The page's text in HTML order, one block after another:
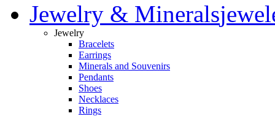
Jewelry & Minerals
Jewelry
Bracelets
Earrings
Minerals and Souvenirs
Pendants
Shoes
Necklaces
Rings